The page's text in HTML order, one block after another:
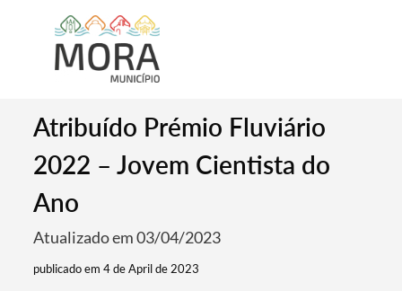
Atribuído Prémio Fluviário
2022 – Jovem Cientista do
Ano
Atualizado em 03/04/2023
publicado em 4 de April de 2023